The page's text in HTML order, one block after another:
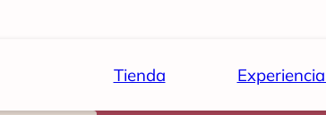
Tienda